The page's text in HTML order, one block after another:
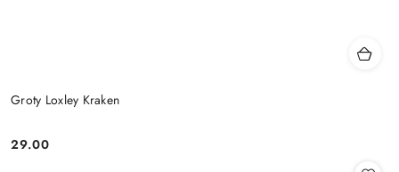
Groty Loxley Kraken
Cena:
29.00